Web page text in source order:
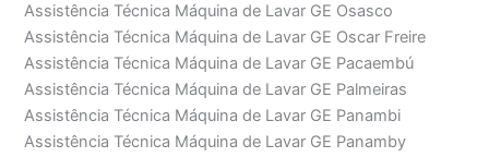
Assistência Técnica Máquina de Lavar GE Osasco
Assistência Técnica Máquina de Lavar GE Oscar Freire
Assistência Técnica Máquina de Lavar GE Pacaembú
Assistência Técnica Máquina de Lavar GE Palmeiras
Assistência Técnica Máquina de Lavar GE Panambi
Assistência Técnica Máquina de Lavar GE Panamby